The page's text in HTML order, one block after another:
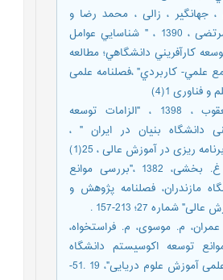
، جهانگیر ، زالی ، محمد رضا و
باقری فرد ، سید مرتضی ، 1390 ، " ﺷﻨﺎﺳﺎﻳﻲ ﻋﻮاﻣﻞ
ﻛﺎرآﻓﺮﻳﻨﻲ داﻧﺸﮕﺎﻫﻲ؛ ﻣﻄﺎﻟﻌﻪ
ﻋﻠﻤﻲ- ﻛﺎرﺑﺮدي" ،فصلنامه علمی
1(4)
29. انتظاری ، یعقوب ، 1398 ، "الزامات توسعه
دانشگاه بنیان در ایران " ،
ریزی در آموزش عالی ، 25(1)
30. .م. مدهوشی؛ غ. بخشی، 1382 ،"بررسی موانع
مازندران، فصلنامه پژوهش و
شماره 27؛ 213-157 .
م. موسوی، م. فراستخواه،
موانع توسعه اکوسیستم دانشگاه
کارآفرین. فصلنامه علمی آموزش علوم دریایی"، 19 .51-